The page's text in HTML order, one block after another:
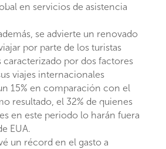
en servicios de asistencia
se advierte un renovado
por parte de los turistas
caracterizado por dos factores
viajes internacionales
15% en comparación con el
resultado, el 32% de quienes
en este periodo lo harán fuera
EUA.
un récord en el gasto a